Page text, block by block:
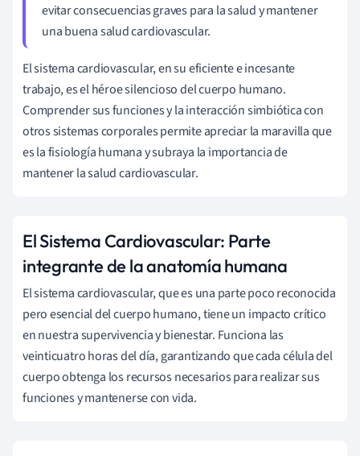
evitar consecuencias graves para la salud y mantener
una buena salud cardiovascular.
El sistema cardiovascular, en su eficiente e incesante
trabajo, es el héroe silencioso del cuerpo humano.
Comprender sus funciones y la interacción simbiótica con
otros sistemas corporales permite apreciar la maravilla que
es la fisiología humana y subraya la importancia de
mantener la salud cardiovascular.
El Sistema Cardiovascular: Parte
integrante de la anatomía humana
El sistema cardiovascular, que es una parte poco reconocida
pero esencial del cuerpo humano, tiene un impacto crítico
en nuestra supervivencia y bienestar. Funciona las
veinticuatro horas del día, garantizando que cada célula del
cuerpo obtenga los recursos necesarios para realizar sus
funciones y mantenerse con vida.